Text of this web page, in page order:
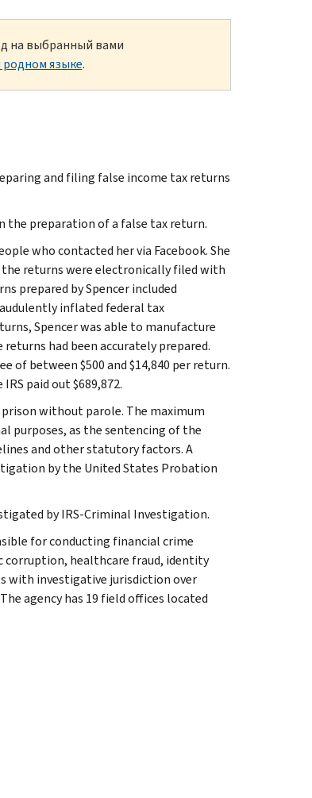
на выбранный вами
языке.
and filing false income tax returns
the preparation of a false tax return.
who contacted her via Facebook. She
the returns were electronically filed with
prepared by Spencer included
inflated federal tax
Spencer was able to manufacture
had been accurately prepared.
of between $500 and $14,840 per return.
paid out $689,872.
without parole. The maximum
purposes, as the sentencing of the
and other statutory factors. A
by the United States Probation
by IRS-Criminal Investigation.
for conducting financial crime
corruption, healthcare fraud, identity
with investigative jurisdiction over
agency has 19 field offices located